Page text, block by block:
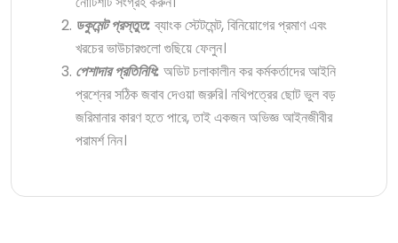
ডকুমেন্ট প্রস্তুত:ব্যাংক স্টেটমেন্ট, বিনিয়োগের প্রমাণ এবং
খরচের ভাউচারগুলো গুছিয়ে ফেলুন।
পেশাদার প্রতিনিধি: অডিট চলাকালীন কর কর্মকর্তাদের আইনি
প্রশ্নের সঠিক জবাব দেওয়া জরুরি। নথিপত্রের ছোট ভুল বড়
জরিমানার কারণ হতে পারে, তাই একজন অভিজ্ঞ আইনজীবীর
পরামর্শ নিন।